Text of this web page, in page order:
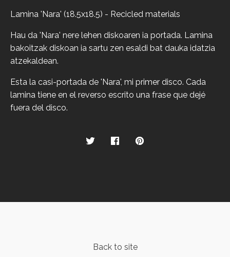
Lamina 'Nara' (18.5x18.5) - Recicled materials
Hau da 'Nara' nere lehen diskoaren ia portada. Lamina
bakoitzak diskoan ia sartu zen esaldi bat dauka idatzia
atzekaldean.
Esta la casi-portada de 'Nara', mi primer disco. Cada
lamina tiene en el reverso escrito una frase que dejé
fuera del disco.
Back to site